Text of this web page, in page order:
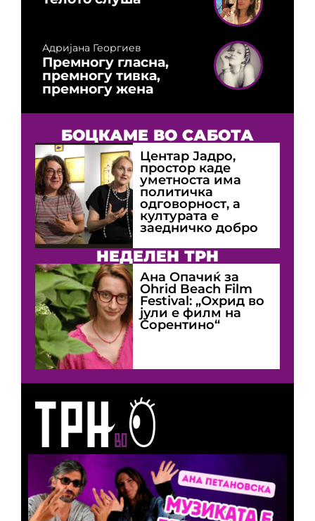
Адријана Георгиев
Премногу гласна,
премногу тивка,
премногу жена
БОЦКАМЕ ВО САБОТА
Центар Јадро,
простор каде
уметноста има
политичка
одговорност, а
културата е
заедничко добро
НЕДЕЛЕН ТРН
Ана Опачиќ за
Оhrid Beach Film
Festival: „Охрид во
јули е филм на
Сорентино“